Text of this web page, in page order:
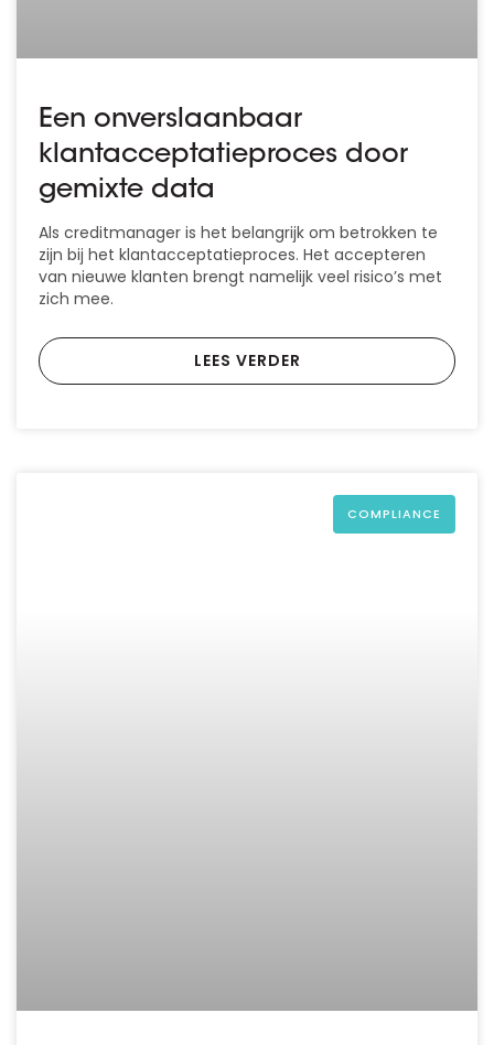
Een onverslaanbaar
klantacceptatieproces door
gemixte data
Als creditmanager is het belangrijk om betrokken te
zijn bij het klantacceptatieproces. Het accepteren
van nieuwe klanten brengt namelijk veel risico’s met
zich mee.
LEES VERDER
COMPLIANCE